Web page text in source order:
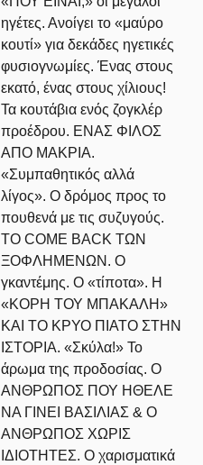
ηγέτες. Ανοίγει το «μαύρο
κουτί» για δεκάδες ηγετικές
φυσιογνωμίες. Ένας στους
εκατό, ένας στους χίλιους!
Τα κουτάβια ενός ζογκλέρ
προέδρου. ΕΝΑΣ ΦΙΛΟΣ
ΑΠΟ ΜΑΚΡΙΑ.
«Συμπαθητικός αλλά
λίγος». Ο δρόμος προς το
πουθενά με τις συζυγούς.
ΤΟ COME BACK ΤΩΝ
ΞΟΦΛΗΜΕΝΩΝ. Ο
γκαντέμης. Ο «τίποτα». Η
«ΚΟΡΗ ΤΟΥ ΜΠΑΚΑΛΗ»
ΚΑΙ ΤΟ ΚΡΥΟ ΠΙΑΤΟ ΣΤΗΝ
ΙΣΤΟΡΙΑ. «Σκύλα!» Το
άρωμα της προδοσίας. Ο
ΑΝΘΡΩΠΟΣ ΠΟΥ ΗΘΕΛΕ
ΝΑ ΓΙΝΕΙ ΒΑΣΙΛΙΑΣ & Ο
ΑΝΘΡΩΠΟΣ ΧΩΡΙΣ
ΙΔΙΟΤΗΤΕΣ. Ο χαρισματικά